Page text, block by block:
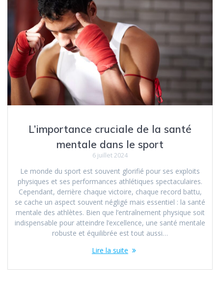
L’importance cruciale de la santé
mentale dans le sport
6 juillet 2024
Le monde du sport est souvent glorifié pour ses exploits
physiques et ses performances athlétiques spectaculaires.
Cependant, derrière chaque victoire, chaque record battu,
se cache un aspect souvent négligé mais essentiel : la santé
mentale des athlètes. Bien que l’entraînement physique soit
indispensable pour atteindre l’excellence, une santé mentale
robuste et équilibrée est tout aussi…
Lire la suite